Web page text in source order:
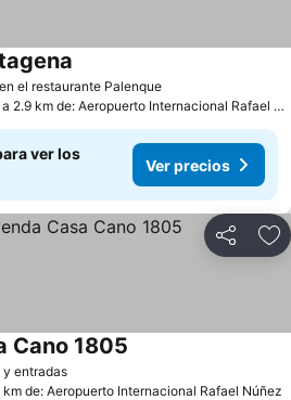
el restaurante Palenque
a 2.9 km de: Aeropuerto Internacional Rafael Núñez
ver los
Ver precios
Compartir
y entradas
Cano 1805
de: Aeropuerto Internacional Rafael Núñez